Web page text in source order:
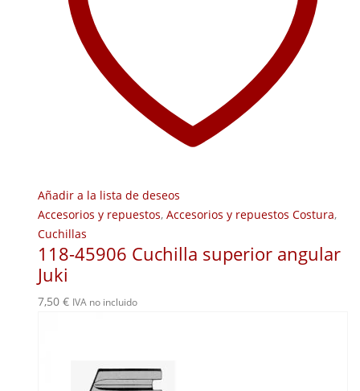
Añadir a la lista de deseos
Accesorios y repuestos, Accesorios y repuestos Costura,
Cuchillas
118-45906 Cuchilla superior angular
Juki
7,50 € IVA no incluido